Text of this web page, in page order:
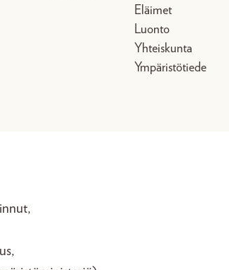
Eläimet
Luonto
Yhteiskunta
Ympäristötiede